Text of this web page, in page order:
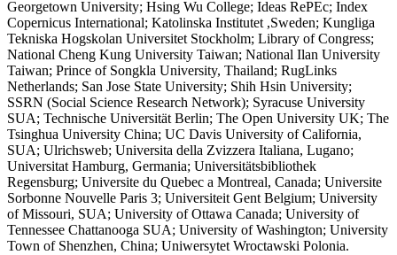
Georgetown University; Hsing Wu College; Ideas RePEc; Index
Copernicus International; Katolinska Institutet ,Sweden; Kungliga
Tekniska Hogskolan Universitet Stockholm; Library of Congress;
National Cheng Kung University Taiwan; National Ilan University
Taiwan; Prince of Songkla University, Thailand; RugLinks
Netherlands; San Jose State University; Shih Hsin University;
SSRN (Social Science Research Network); Syracuse University
SUA; Technische Universität Berlin; The Open University UK; The
Tsinghua University China; UC Davis University of California,
SUA; Ulrichsweb; Universita della Zvizzera Italiana, Lugano;
Universitat Hamburg, Germania; Universitätsbibliothek
Regensburg; Universite du Quebec a Montreal, Canada; Universite
Sorbonne Nouvelle Paris 3; Universiteit Gent Belgium; University
of Missouri, SUA; University of Ottawa Canada; University of
Tennessee Chattanooga SUA; University of Washington; University
Town of Shenzhen, China; Uniwersytet Wroctawski Polonia.